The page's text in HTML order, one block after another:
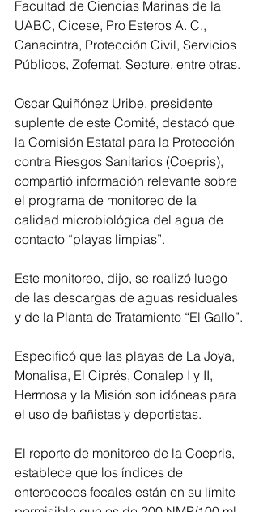
Facultad de Ciencias Marinas de la
UABC, Cicese, Pro Esteros A. C.,
Canacintra, Protección Civil, Servicios
Públicos, Zofemat, Secture, entre otras.
Oscar Quiñónez Uribe, presidente
suplente de este Comité, destacó que
la Comisión Estatal para la Protección
contra Riesgos Sanitarios (Coepris),
compartió información relevante sobre
el programa de monitoreo de la
calidad microbiológica del agua de
contacto “playas limpias”.
Este monitoreo, dijo, se realizó luego
de las descargas de aguas residuales
y de la Planta de Tratamiento “El Gallo”.
Especificó que las playas de La Joya,
Monalisa, El Ciprés, Conalep I y II,
Hermosa y la Misión son idóneas para
el uso de bañistas y deportistas.
El reporte de monitoreo de la Coepris,
establece que los índices de
enterococos fecales están en su límite